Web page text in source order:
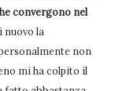
convergono nel
nuovo la
non
mi ha colpito il